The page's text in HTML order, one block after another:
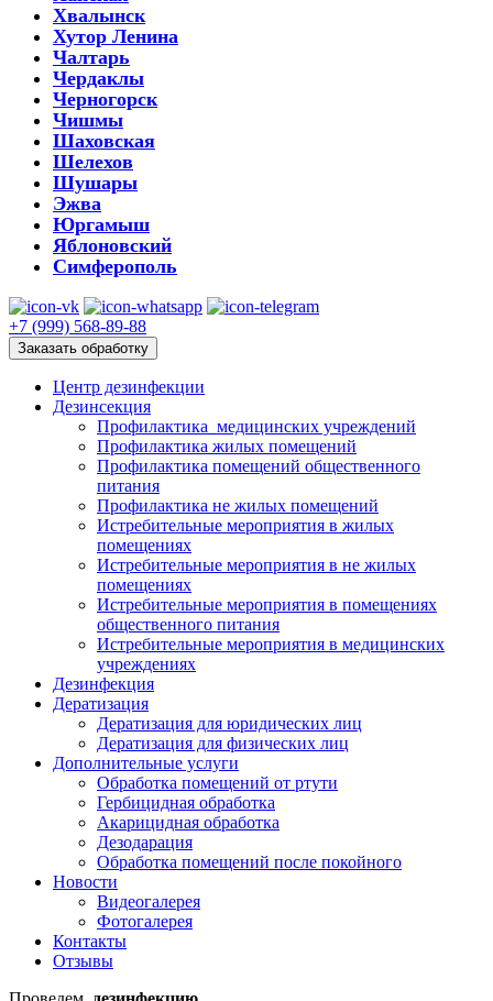
Хвалынск
Хутор Ленина
Чалтарь
Чердаклы
Черногорск
Чишмы
Шаховская
Шелехов
Шушары
Эжва
Юргамыш
Яблоновский
Симферополь
+7 (999) 568-89-88
Заказать обработку
Центр дезинфекции
Дезинсекция
Профилактика медицинских учреждений
Профилактика жилых помещений
Профилактика помещений общественного
питания
Профилактика не жилых помещений
Истребительные мероприятия в жилых
помещениях
Истребительные мероприятия в не жилых
помещениях
Истребительные мероприятия в помещениях
общественного питания
Истребительные мероприятия в медицинских
учреждениях
Дезинфекция
Дератизация
Дератизация для юридических лиц
Дератизация для физических лиц
Дополнительные услуги
Обработка помещений от ртути
Гербицидная обработка
Акарицидная обработка
Дезодарация
Обработка помещений после покойного
Новости
Видеогалерея
Фотогалерея
Контакты
Отзывы